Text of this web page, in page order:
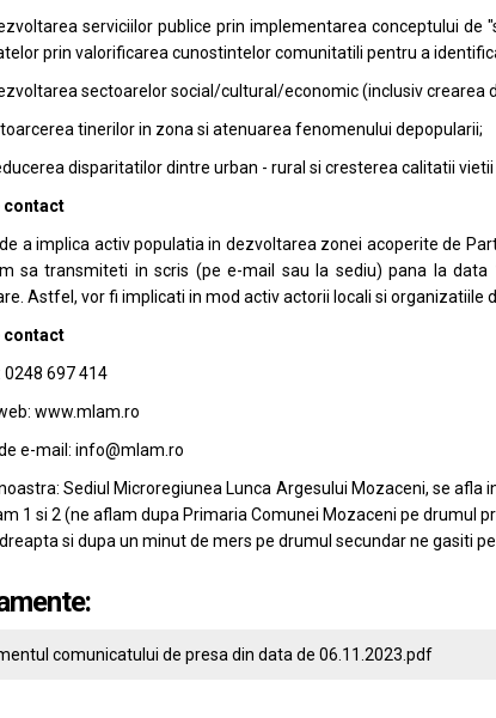
serviciilor publice prin implementarea conceptului
prin valorificarea cunostintelor comunitatili pentru a
sectoarelor social/cultural/economic (inclusiv crearea
tinerilor in zona si atenuarea fenomenului depopularii;
disparitatilor dintre urban - rural si cresterea calitatii
contact
a implica activ populatia in dezvoltarea zonei acoperite de
sa transmiteti in scris (pe e-mail sau la sediu) pana la data
Astfel, vor fi implicati in mod activ actorii locali si organizatiile
contact
0248 697 414
www.mlam.ro
e-mail: info@mlam.ro
Sediul Microregiunea Lunca Argesului Mozaceni, se afla
1 si 2 (ne aflam dupa Primaria Comunei Mozaceni pe drumul
si dupa un minut de mers pe drumul secundar ne gasiti
comunicatului de presa din data de 06.11.2023.pdf